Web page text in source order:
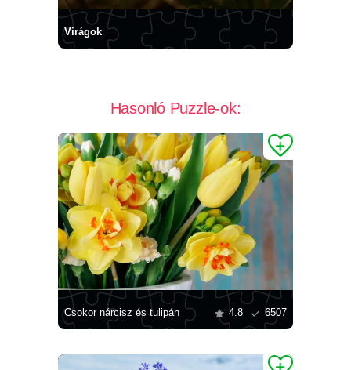
Virágok
Hasonló Puzzle-ok:
Csokor nárcisz és tulipán 4.8 6507